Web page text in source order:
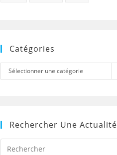
Catégories
Catégories
Sélectionner une catégorie
Rechercher Une Actualité